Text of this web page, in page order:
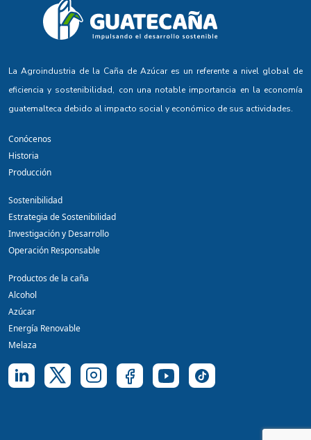
La Agroindustria de la Caña de Azúcar es un referente a nivel global de
eficiencia y sostenibilidad, con una notable importancia en la economía
guatemalteca debido al impacto social y económico de sus actividades.
Conócenos
Historia
Producción
Sostenibilidad
Estrategia de Sostenibilidad
Investigación y Desarrollo
Operación Responsable
Productos de la caña
Alcohol
Azúcar
Energía Renovable
Melaza